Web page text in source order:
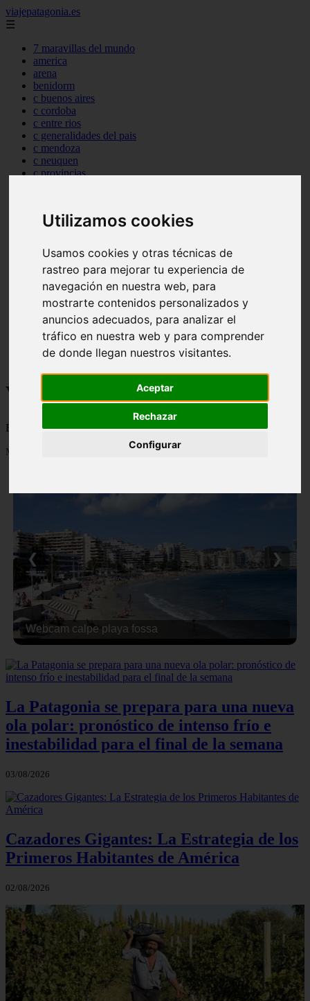
Utilizamos cookies
Usamos cookies y otras técnicas de
rastreo para mejorar tu experiencia de
navegación en nuestra web, para
mostrarte contenidos personalizados y
anuncios adecuados, para analizar el
tráfico en nuestra web y para comprender
de donde llegan nuestros visitantes.
Aceptar
Rechazar
Configurar
viajepatagonia.es
☰
7 maravillas del mundo
america
arena
benidorm
c buenos aires
c cordoba
c entre rios
c generalidades del pais
c mendoza
c neuquen
c provincias
c tucuman
carmen
category
destinos
gijon
lanzarote
live
monumentos
naturaleza
san
tenerife
Viajes a la Patagonia
Blog sobre la Patagonia en particular y sobre turismo en general
Mostrando 1 - 24 de 477 artículos
Webcam calpe playa fossa
❮ ❯
La Patagonia se prepara para una nueva
ola polar: pronóstico de intenso frío e
inestabilidad para el final de la semana
03/08/2026
Cazadores Gigantes: La Estrategia de los
Primeros Habitantes de América
02/08/2026